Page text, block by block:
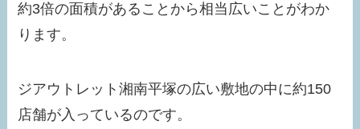
約3倍の面積があることから相当広いことがわか
ります。
ジアウトレット湘南平塚の広い敷地の中に約150
店舗が入っているのです。